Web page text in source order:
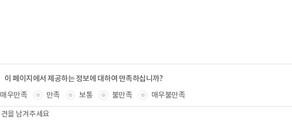
이 페이지에서 제공하는 정보에 대하여 만족하십니까?
매우만족
만족 보통 불만족
매우불만족